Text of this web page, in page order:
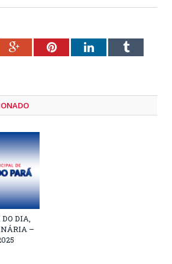
Google+PinterestLinkedInTumblr
DIA,
–